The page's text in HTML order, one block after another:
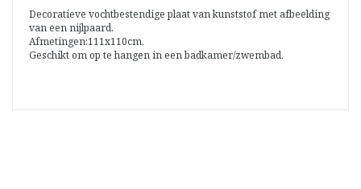
Decoratieve vochtbestendige plaat van kunststof met afbeelding
van een nijlpaard.
Afmetingen:111x110cm.
Geschikt om op te hangen in een badkamer/zwembad.